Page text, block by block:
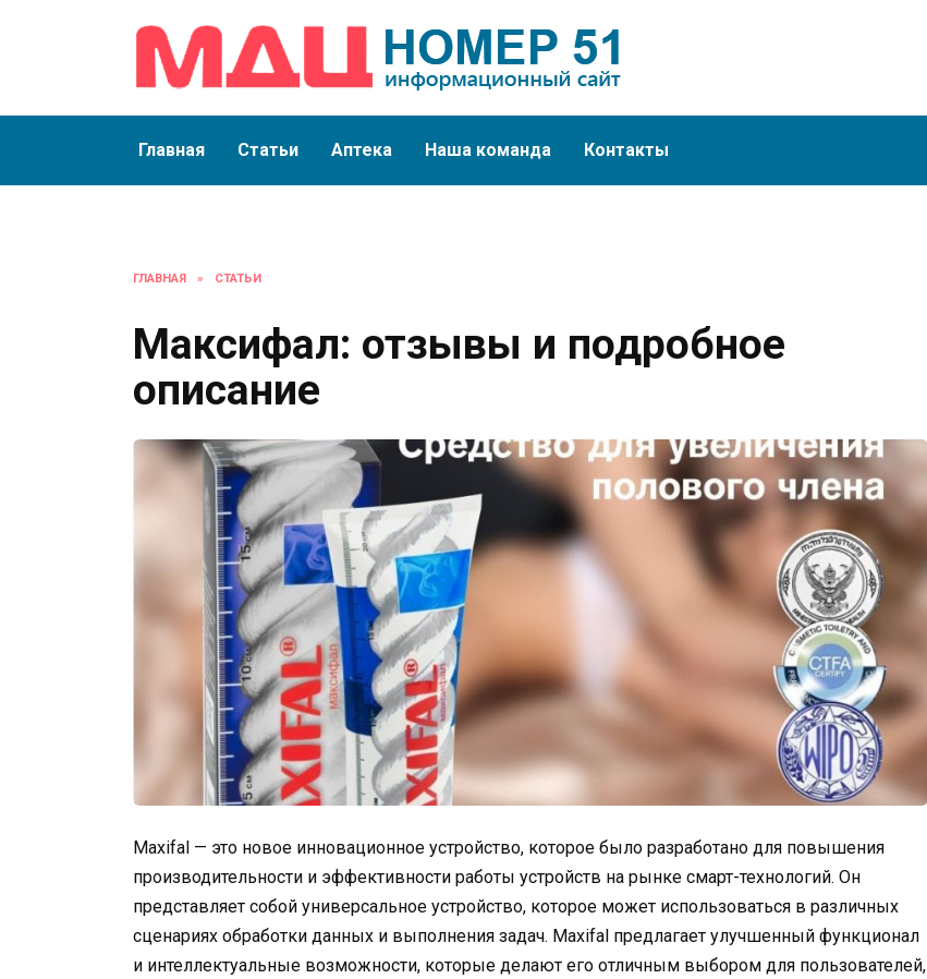
Главная Статьи Аптека Наша команда Контакты
ГЛАВНАЯ » СТАТЬИ
Максифал: отзывы и подробное
описание
Maxifal — это новое инновационное устройство, которое было разработано для повышения
производительности и эффективности работы устройств на рынке смарт-технологий. Он
представляет собой универсальное устройство, которое может использоваться в различных
сценариях обработки данных и выполнения задач. Maxifal предлагает улучшенный функционал
и интеллектуальные возможности, которые делают его отличным выбором для пользователей,